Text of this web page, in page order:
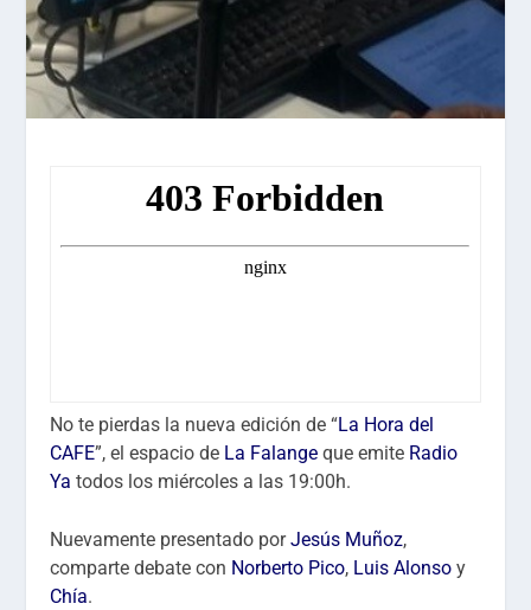
No te pierdas la nueva edición de “La Hora del
CAFE”, el espacio de La Falange que emite Radio
Ya todos los miércoles a las 19:00h.
Nuevamente presentado porJesús Muñoz,
comparte debate con Norberto Pico, Luis Alonso y
Chía.